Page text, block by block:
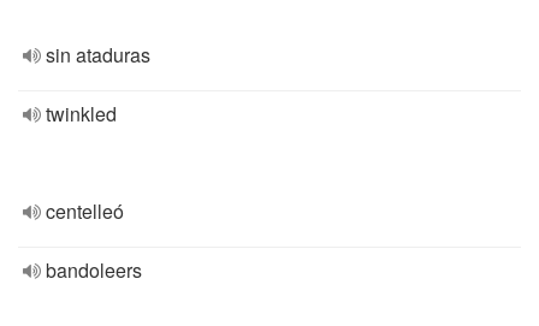
sin ataduras
twinkled
centelleó
bandoleers